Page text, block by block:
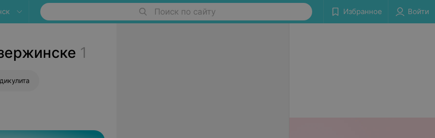
Поиск по сайту Избранное Войти
1